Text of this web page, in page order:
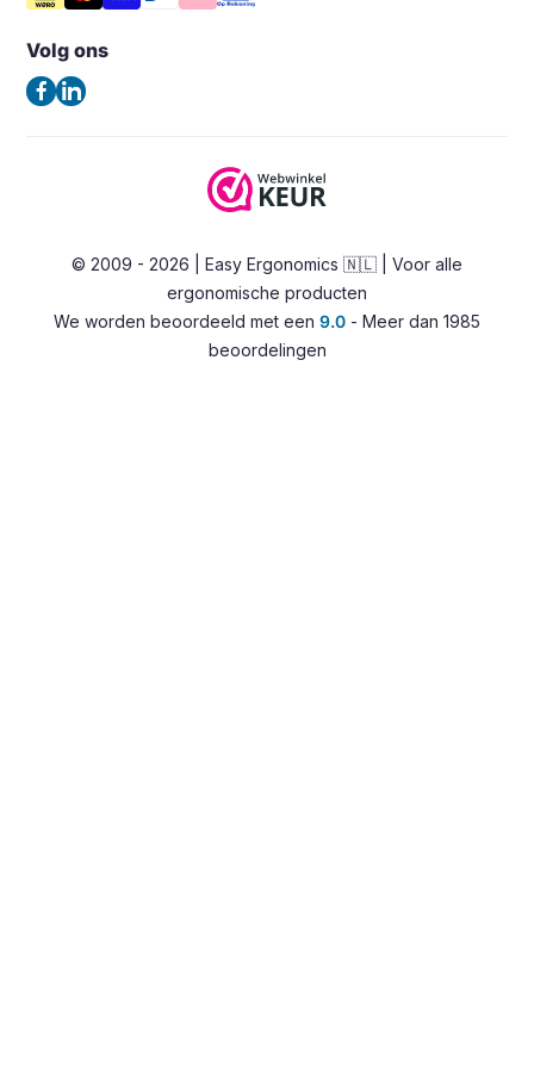
Veelgestelde vragen – FAQ
Algemene voorwaarden
Privacybeleid
Verlichting
Ergonomische bureaustoelen
Zit-sta bureaus
Nederland
(Geen bezoekadres)
info@easy-ergonomics.nl
Volg ons
© 2009 - 2026 | Easy Ergonomics 🇳🇱 | Voor alle
ergonomische producten
We worden beoordeeld met een 9.0 - Meer dan 1985
beoordelingen